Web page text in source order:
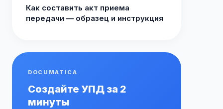
Как составить акт приема
передачи — образец и инструкция
DOCUMATICA
Создайте УПД за 2
минуты